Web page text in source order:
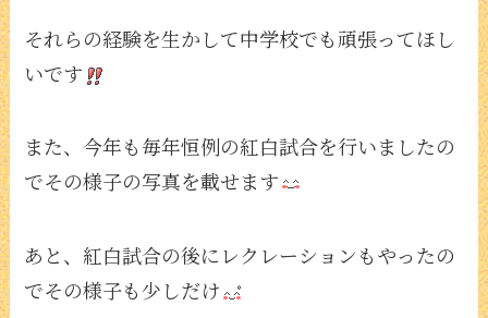
それらの経験を生かして中学校でも頑張ってほし
いです
また、今年も毎年恒例の紅白試合を行いましたの
でその様子の写真を載せます
あと、紅白試合の後にレクレーションもやったの
でその様子も少しだけ